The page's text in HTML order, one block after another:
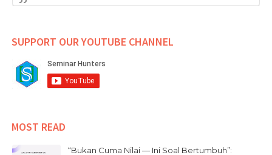
SUPPORT OUR YOUTUBE CHANNEL
MOST READ
“Bukan Cuma Nilai — Ini Soal Bertumbuh”: